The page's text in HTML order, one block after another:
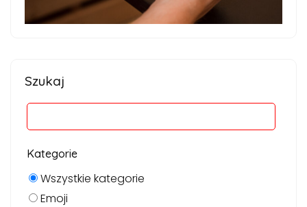
Szukaj
Kategorie
Wszystkie kategorie
Emoji